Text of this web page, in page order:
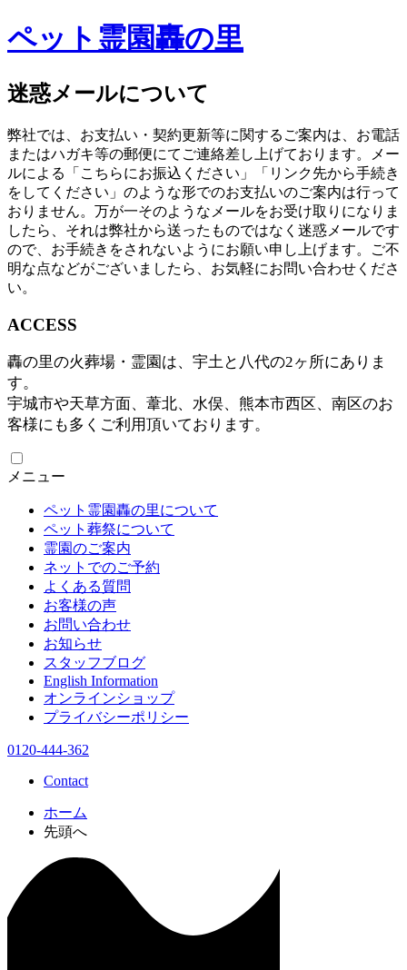
ペット霊園轟の里
迷惑メールについて
弊社では、お支払い・契約更新等に関するご案内は、お電話
またはハガキ等の郵便にてご連絡差し上げております。メー
ルによる「こちらにお振込ください」「リンク先から手続き
をしてください」のような形でのお支払いのご案内は行って
おりません。万が一そのようなメールをお受け取りになりま
したら、それは弊社から送ったものではなく迷惑メールです
ので、お手続きをされないようにお願い申し上げます。ご不
明な点などがございましたら、お気軽にお問い合わせくださ
い。
ACCESS
轟の里の火葬場・霊園は、宇土と八代の2ヶ所にありま
す。
宇城市や天草方面、葦北、水俣、熊本市西区、南区のお
客様にも多くご利用頂いております。
メニュー
ペット霊園轟の里について
ペット葬祭について
霊園のご案内
ネットでのご予約
よくある質問
お客様の声
お問い合わせ
お知らせ
スタッフブログ
English Information
オンラインショップ
プライバシーポリシー
0120-444-362
Contact
ホーム
先頭へ